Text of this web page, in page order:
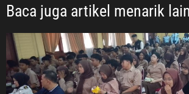
Baca juga artikel menarik